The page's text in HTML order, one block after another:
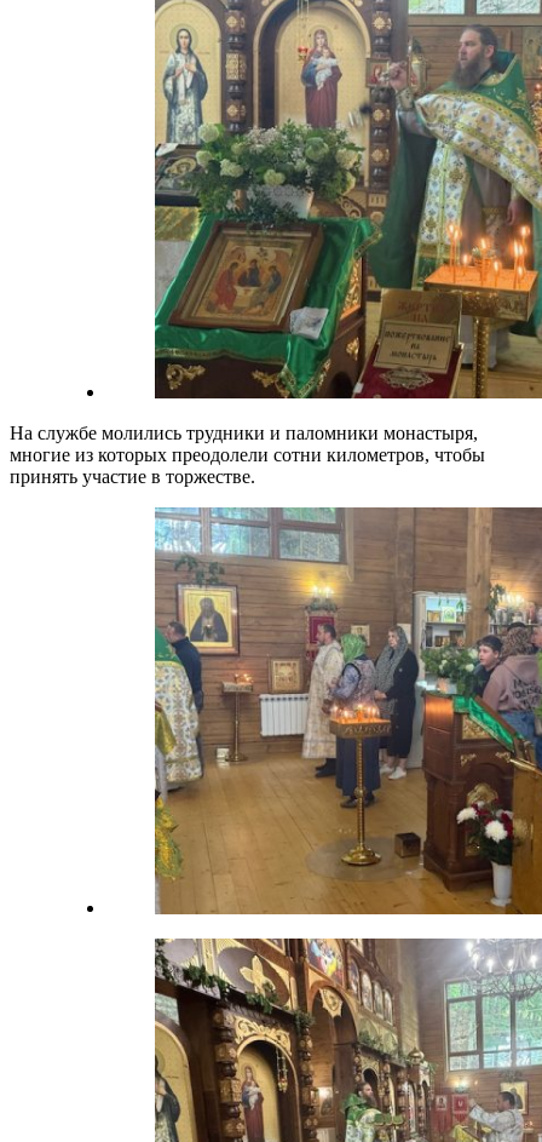
На службе молились трудники и паломники монастыря,
многие из которых преодолели сотни километров, чтобы
принять участие в торжестве.